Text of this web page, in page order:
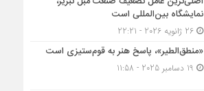
نمایشگاه بین‌المللی است
26 ژانویه 2026 - 22:21
«منطق‌الطیر»، پاسخ هنر به قوم‌ستیزی است